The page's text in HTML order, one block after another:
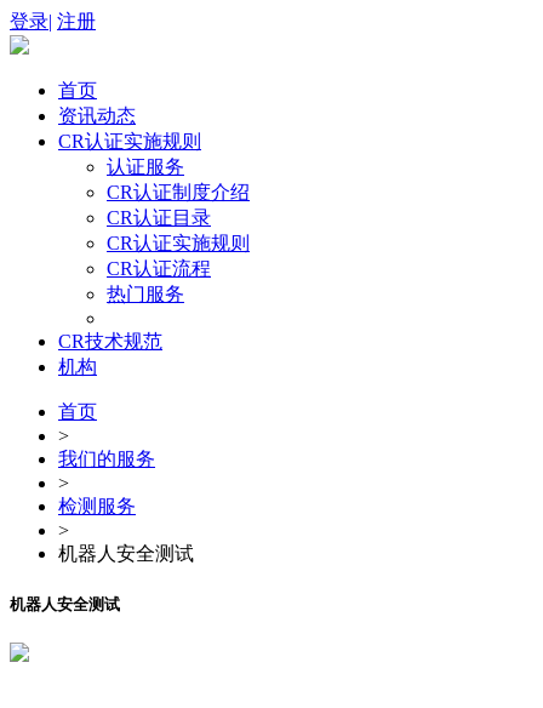
登录| 注册
首页
资讯动态
CR认证实施规则
认证服务
CR认证制度介绍
CR认证目录
CR认证实施规则
CR认证流程
热门服务
CR技术规范
机构
首页
>
我们的服务
>
检测服务
>
机器人安全测试
机器人安全测试